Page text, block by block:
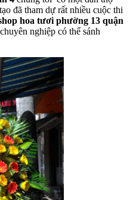
đã tham dự rất nhiều cuộc thi
hoa tươi phường 13 quận
nghiệp có thể sánh